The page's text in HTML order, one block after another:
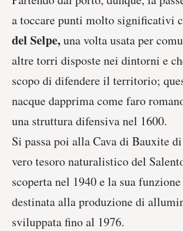
a toccare punti molto significativi
del Selpe,una volta usata per
altre torri disposte nei dintorni e
scopo di difendere il territorio;
nacque dapprima come faro
una struttura difensiva nel 1600.
Si passa poi alla Cava di Bauxite
vero tesoro naturalistico del
scoperta nel 1940 e la sua
destinata alla produzione di
sviluppata fino al 1976.